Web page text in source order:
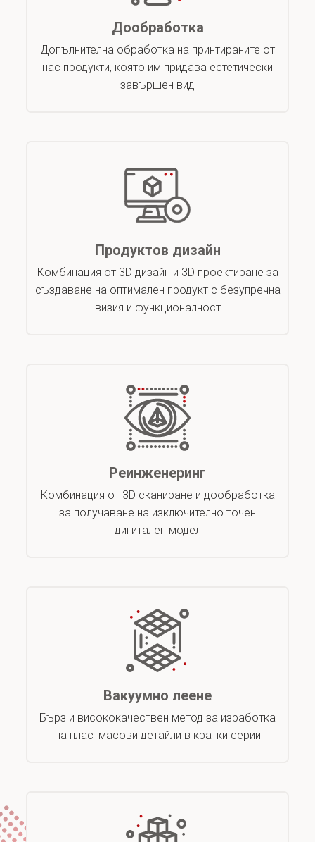
Дообработка
Допълнителна обработка на принтираните от
нас продукти, която им придава естетически
завършен вид
Продуктов дизайн
Комбинация от 3D дизайн и 3D проектиране за
създаване на оптимален продукт с безупречна
визия и функционалност
Реинженеринг
Комбинация от 3D сканиране и дообработка
за получаване на изключително точен
дигитален модел
Вакуумно леене
Бърз и висококачествен метод за изработка
на пластмасови детайли в кратки серии